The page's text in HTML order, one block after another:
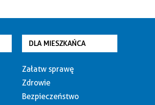
DLA MIESZKAŃCA
Załatw sprawę
Zdrowie
Bezpieczeństwo